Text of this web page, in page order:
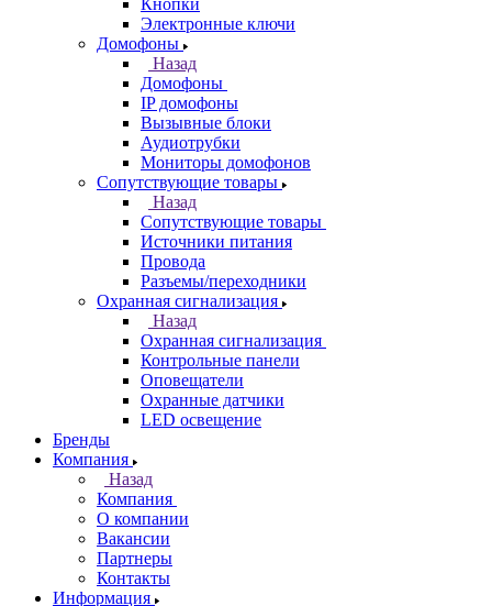
Кнопки
Электронные ключи
Домофоны
Назад
Домофоны
IP домофоны
Вызывные блоки
Аудиотрубки
Мониторы домофонов
Сопутствующие товары
Назад
Сопутствующие товары
Источники питания
Провода
Разъемы/переходники
Охранная сигнализация
Назад
Охранная сигнализация
Контрольные панели
Оповещатели
Охранные датчики
LED освещение
Бренды
Компания
Назад
Компания
О компании
Вакансии
Партнеры
Контакты
Информация